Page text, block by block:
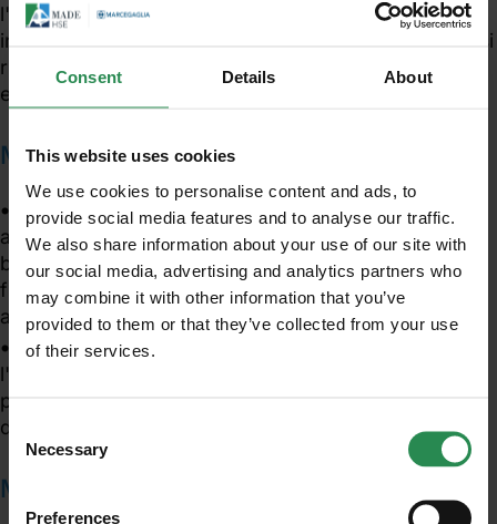
Consent Details About
This website uses cookies
We use cookies to personalise content and ads, to
provide social media features and to analyse our traffic.
We also share information about your use of our site with
our social media, advertising and analytics partners who
may combine it with other information that you’ve
provided to them or that they’ve collected from your use
of their services.
Consent
Selection
Necessary
Preferences
l'applicazione del principio riducendo le soglie di
investimento o applicandolo a settori specifici dove si
ritiene che un significativo potenziale di efficienza
energetica rimanga inutilizzato.
Metodologie di Analisi Costi-Benefici
La raccomandazione sottolinea l'importanza di
adottare metodologie adeguate di analisi costi-
benefici, che tengano conto non solo degli aspetti
finanziari, ma anche degli effetti economici, sociali e
ambientali più ampi.
Suggerisce di includere scenari che valutino
l'impatto dei prezzi dell'energia, anche in relazione a
potenziali aumenti dovuti a politiche come il sistema
di scambio di quote di emissioni (EU ETS).
Monitoraggio e Responsabilità
Unisciti al mondo MadeHSE
obblighi, modifiche, prescrizioni in ambito tecnico